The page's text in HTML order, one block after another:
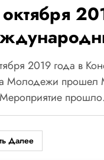
и
в
2019 года в
Молодежи прошел
Далее